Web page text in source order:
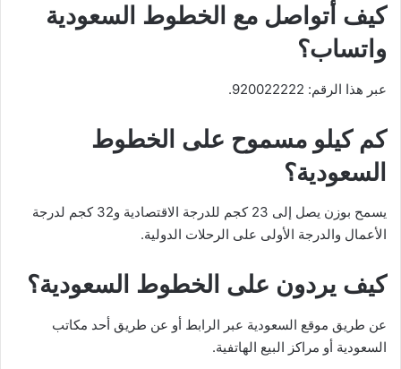
كيف أتواصل مع الخطوط السعودية
واتساب؟
عبر هذا الرقم: 920022222.
كم كيلو مسموح على الخطوط
السعودية؟
يسمح بوزن يصل إلى 23 كجم للدرجة الاقتصادية و32 كجم لدرجة
الأعمال والدرجة الأولى على الرحلات الدولية.
كيف يردون على الخطوط السعودية؟
عن طريق موقع السعودية عبر الرابط أو عن طريق أحد مكاتب
السعودية أو مراكز البيع الهاتفية.